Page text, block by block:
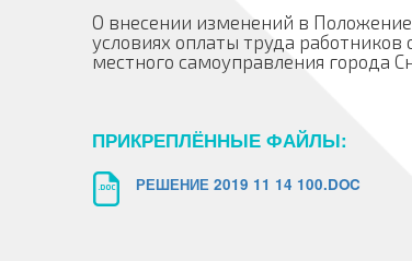
О внесении изменений в
условиях оплаты труда работников
местного самоуправления города
ПРИКРЕПЛЁННЫЕ ФАЙЛЫ:
.DOC РЕШЕНИЕ 2019 11 14 100.DOC